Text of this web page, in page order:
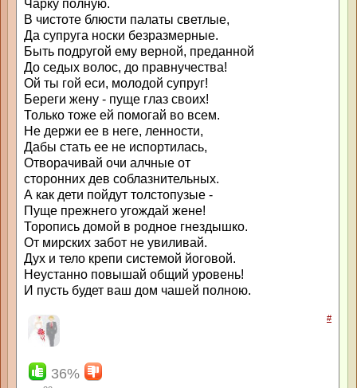
Чарку полную.
В чистоте блюсти палаты светлые,
Да супруга носки безразмерные.
Быть подругой ему верной, преданной
До седых волос, до правнучества!
Ой ты гой еси, молодой супруг!
Береги жену - пуще глаз своих!
Только тоже ей помогай во всем.
Не держи ее в неге, ленности,
Дабы стать ее не испортилась,
Отворачивай очи алчные от
сторонних дев соблазнительных.
А как дети пойдут толстопузые -
Пуще прежнего угождай жене!
Торопись домой в родное гнездышко.
От мирских забот не увиливай.
Дух и тело крепи системой йоговой.
Неустанно повышай общий уровень!
И пусть будет ваш дом чашей полною.
#
36%